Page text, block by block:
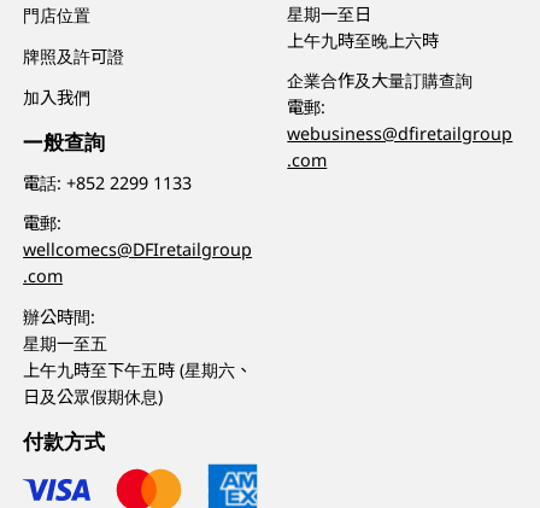
門店位置
牌照及許可證
加入我們
一般查詢
電話:+852 2299 1133
電郵:
wellcomecs@DFIretailgroup
.com
辦公時間:
星期一至五
上午九時至下午五時 (星期六、
日及公眾假期休息)
星期一至日
上午九時至晚上六時
企業合作及大量訂購查詢
電郵:
webusiness@dfiretailgroup
.com
付款方式